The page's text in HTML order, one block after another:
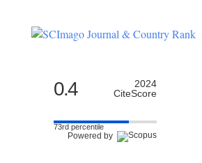
0.4
2024
CiteScore
73rd percentile
Powered by